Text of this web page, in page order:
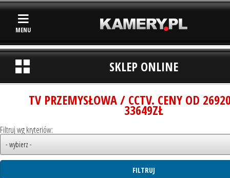
MENU
SKLEP ONLINE
TV PRZEMYSŁOWA / CCTV. CENY OD
33649ZŁ
Filtruj wg kryteriów: